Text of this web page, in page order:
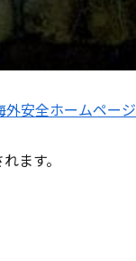
外安全ホームページ
ます。